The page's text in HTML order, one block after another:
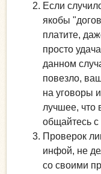
Если
якобы
платите,
просто
данном
повезло,
на уговоры
лучшее, что
общайтесь
Проверок
инфой, не
со своими